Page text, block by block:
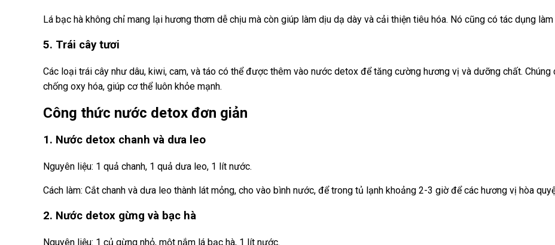
Lá bạc hà không chỉ mang lại hương thơm dễ chịu mà còn giúp làm dịu dạ dày và cải thiện tiêu hóa. Nó cũng có tác dụng
5. Trái cây tươi
Các loại trái cây như dâu, kiwi, cam, và táo có thể được thêm vào nước detox để tăng cường hương vị và dưỡng chất.
chống oxy hóa, giúp cơ thể luôn khỏe mạnh.
Công thức nước detox đơn giản
1. Nước detox chanh và dưa leo
Nguyên liệu: 1 quả chanh, 1 quả dưa leo, 1 lít nước.
Cách làm: Cắt chanh và dưa leo thành lát mỏng, cho vào bình nước, để trong tủ lạnh khoảng 2-3 giờ để các hương vị hòa
2. Nước detox gừng và bạc hà
Nguyên liệu: 1 củ gừng nhỏ, một nắm lá bạc hà, 1 lít nước.